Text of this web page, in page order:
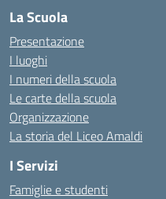
La Scuola
Presentazione
I luoghi
I numeri della scuola
Le carte della scuola
Organizzazione
La storia del Liceo Amaldi
I Servizi
Famiglie e studenti